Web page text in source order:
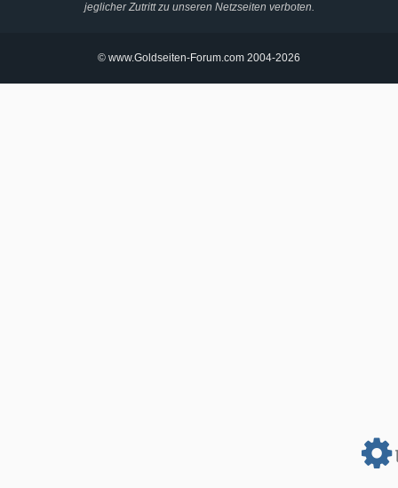
jeglicher Zutritt zu unseren Netzseiten verboten.
© www.Goldseiten-Forum.com 2004-2026